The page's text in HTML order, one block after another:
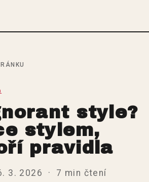
style?
stylem,
pravidla
3. 2026 · 7 min čtení